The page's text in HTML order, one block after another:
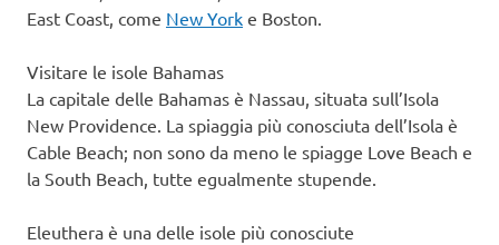
East Coast, come New York e Boston.
Visitare le isole Bahamas
La capitale delle Bahamas è Nassau, situata sull’Isola
New Providence. La spiaggia più conosciuta dell’Isola è
Cable Beach; non sono da meno le spiagge Love Beach e
la South Beach, tutte egualmente stupende.
Eleuthera è una delle isole più conosciute